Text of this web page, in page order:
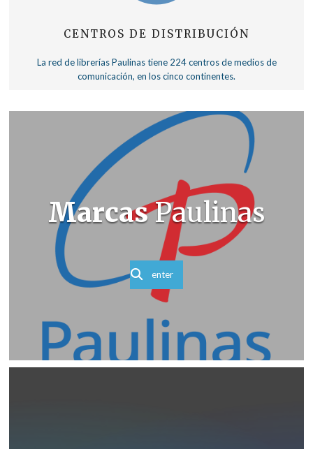
CENTROS DE DISTRIBUCIÓN
La red de librerías Paulinas tiene 224 centros de medios de
comunicación, en los cinco continentes.
MarcasPaulinas
enter